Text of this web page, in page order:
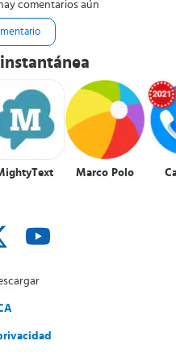
comentarios aún
Marco Polo